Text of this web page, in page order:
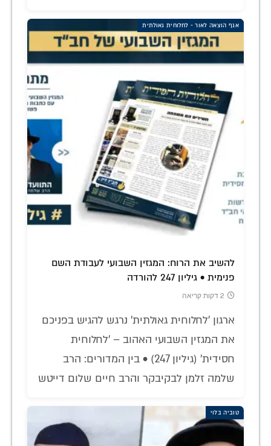
אגף הוצאה לאור - לחלוחית גאולתית
להשיב את הרוח: המגזין השבועי לעבודת השם
פנימית • גיליון 247 להורדה
2 דקות קריאה
ארגון 'לחלוחית גאולתית' נרגש להגיש בפניכם
את המגזין השבועי האהוב – 'לחלוחית
חסידית' (גיליון 247) • בין המדורים: הרב
שלמה זלמן לבקיבקר והרב חיים שלום דייטש
טוביה בלוי